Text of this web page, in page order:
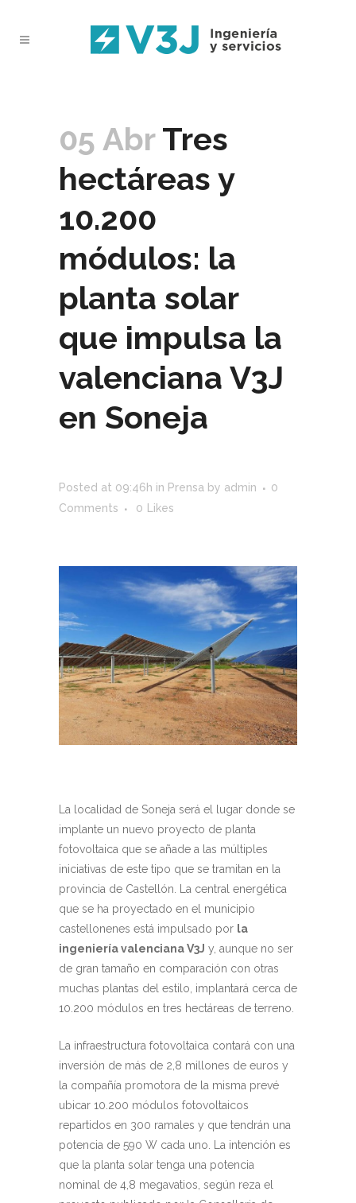
05 AbrTres
hectáreas y
10.200
módulos: la
planta solar
que impulsa la
valenciana V3J
en Soneja
Posted at 09:46h in Prensa by admin
0
Comments
0 Likes
La localidad de Soneja será el lugar donde se
implante un nuevo proyecto de planta
fotovoltaica que se añade a las múltiples
iniciativas de este tipo que se tramitan en la
provincia de Castellón. La central energética
que se ha proyectado en el municipio
castellonenes está impulsado por la
ingeniería valenciana V3J y, aunque no ser
de gran tamaño en comparación con otras
muchas plantas del estilo, implantará cerca de
10.200 módulos en tres hectáreas de terreno.
La infraestructura fotovoltaica contará con una
inversión de más de 2,8 millones de euros y
la compañía promotora de la misma prevé
ubicar 10.200 módulos fotovoltaicos
repartidos en 300 ramales y que tendrán una
potencia de 590 W cada uno. La intención es
que la planta solar tenga una potencia
nominal de 4,8 megavatios, según reza el